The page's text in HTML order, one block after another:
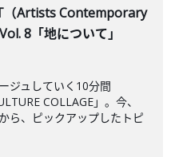
（Artists Contemporary
8「地について」
ジュしていく10分間
COLLAGE」。今、
ら、ピックアップしたトピ